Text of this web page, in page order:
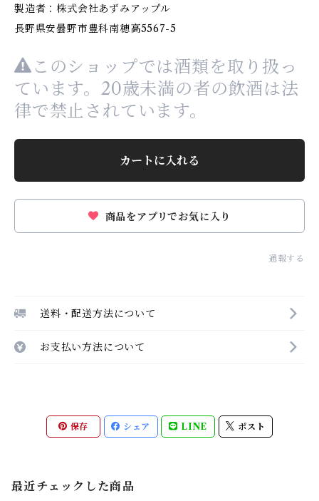
製造者：株式会社あずみアップル
長野県安曇野市豊科南穂高5567-5
このショップでは酒類を取り扱っ
ています。20歳未満の者の飲酒は法
律で禁止されています。
カートに入れる
商品をアプリでお気に入り
通報する
送料・配送方法について
お支払い方法について
保存 シェア LINE ポスト
最近チェックした商品